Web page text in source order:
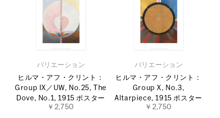
バリエーション
ヒルマ・アフ・クリント：
Group IX／UW, No.25, The
Dove, No.1, 1915 ポスター
￥2,750
バリエーション
ヒルマ・アフ・クリント：
Group X, No.3,
Altarpiece, 1915 ポスター
￥2,750